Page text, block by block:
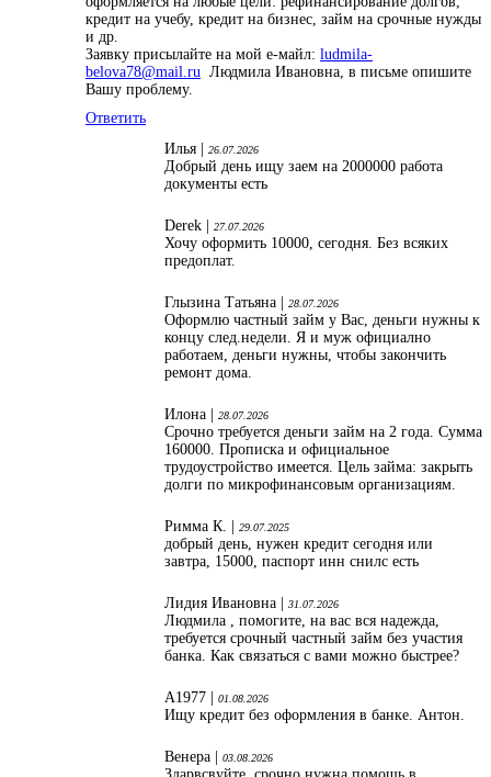
кредит на учебу, кредит на бизнес, займ на срочные нужды
и др.
Заявку присылайте на мой е-майл: ludmila-
belova78@mail.ru Людмила Ивановна, в письме опишите
Вашу проблему.
Ответить
Илья |
26.07.2026
Добрый день ищу заем на 2000000 работа
документы есть
Derek | 27.07.2026
Хочу оформить 10000, сегодня. Без всяких
предоплат.
Глызина Татьяна | 28.07.2026
Оформлю частный займ у Вас, деньги нужны к
концу след.недели. Я и муж официално
работаем, деньги нужны, чтобы закончить
ремонт дома.
Илона | 28.07.2026
Срочно требуется деньги займ на 2 года. Сумма
160000. Прописка и официальное
трудоустройство имеется. Цель займа: закрыть
долги по микрофинансовым организациям.
Римма К. | 29.07.2025
добрый день, нужен кредит сегодня или
завтра, 15000, паспорт инн снилс есть
Лидия Ивановна | 31.07.2026
Людмила , помогите, на вас вся надежда,
требуется срочный частный займ без участия
банка. Как связаться с вами можно быстрее?
А1977 | 01.08.2026
Ищу кредит без оформления в банке. Антон.
Венера | 03.08.2026